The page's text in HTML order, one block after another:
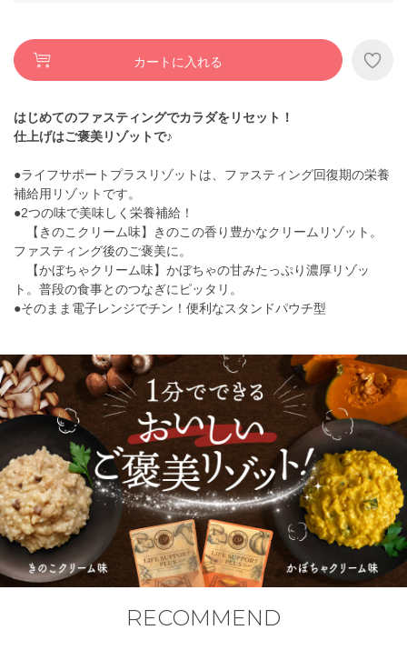
カートに入れる
はじめてのファスティングでカラダをリセット！
仕上げはご褒美リゾットで♪
●ライフサポートプラスリゾットは、ファスティング回復期の栄養
補給用リゾットです。
●2つの味で美味しく栄養補給！
【きのこクリーム味】きのこの香り豊かなクリームリゾット。
ファスティング後のご褒美に。
【かぼちゃクリーム味】かぼちゃの甘みたっぷり濃厚リゾッ
ト。普段の食事とのつなぎにピッタリ。
●そのまま電子レンジでチン！便利なスタンドパウチ型
RECOMMEND